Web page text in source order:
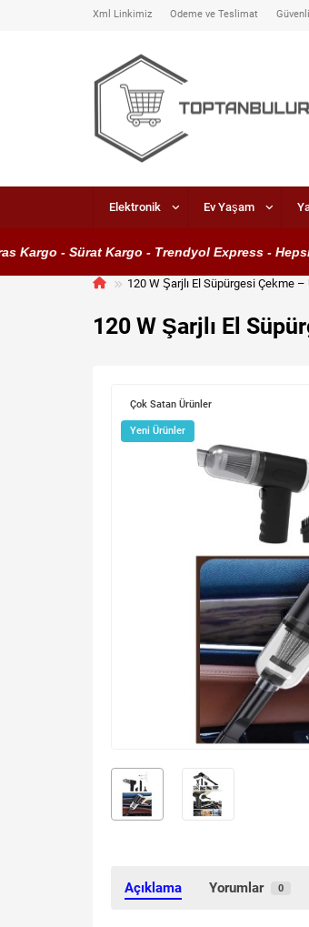
Xml Linkimiz Ödeme ve Teslimat
Elektronik Ev Yaşam
- Sürat Kargo - Trendyol Express - Hepsijet -
120 W Şarjlı El Süpürgesi Çekme
120 W Şarjlı El
Çok Satan Ürünler
Yeni Ürünler
Açıklama Yorumlar 0